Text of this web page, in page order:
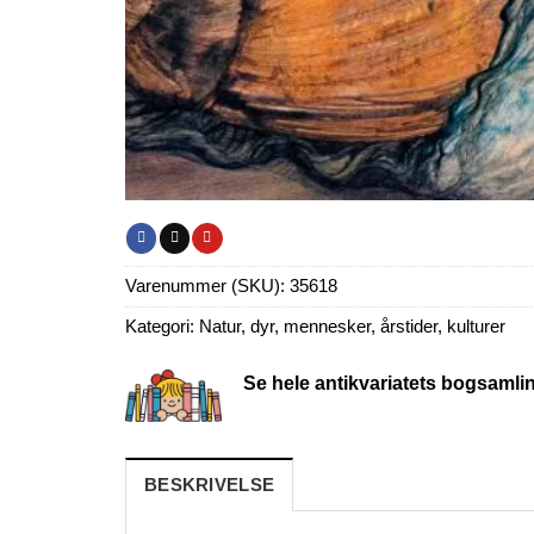
Varenummer (SKU): 35618
Kategori: Natur, dyr, mennesker, årstider, kulturer
Se hele antikvariatets
BESKRIVELSE